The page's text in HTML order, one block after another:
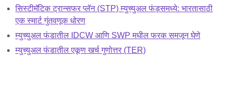
सिस्टीमॅटिक ट्रान्सफर प्लॅन (STP) म्युच्युअल फंड्समध्ये: भारतासाठी
एक स्मार्ट गुंतवणूक धोरण
म्युच्युअल फंडातील IDCW आणि SWP मधील फरक समजून घेणे
म्युच्युअल फंडातील एकूण खर्च गुणोत्तर (TER)